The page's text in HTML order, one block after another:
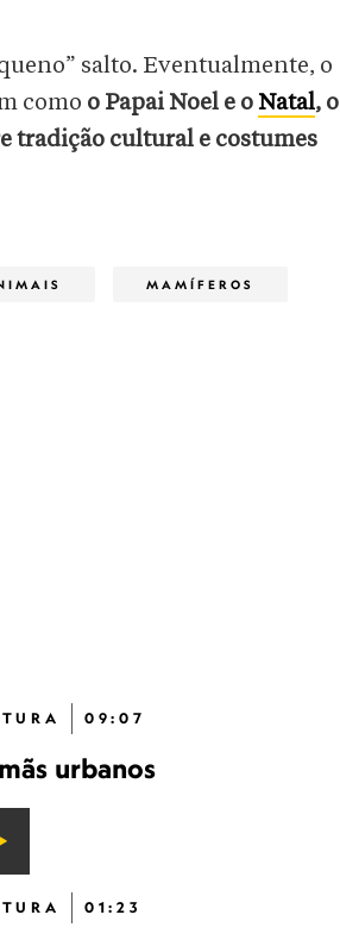
salto. Eventualmente, o
como o Papai Noel e o Natal, o
tradição cultural e costumes
MAMÍFEROS
09:07
urbanos
01:23